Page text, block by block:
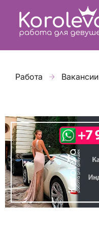
Работа Вакансии